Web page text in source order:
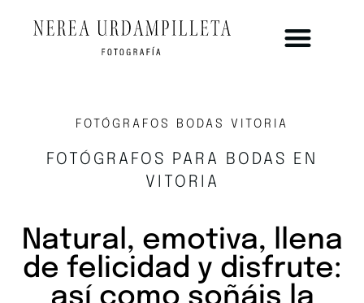
FOTÓGRAFOS BODAS VITORIA
FOTÓGRAFOS PARA BODAS EN
VITORIA
Natural, emotiva, llena
de felicidad y disfrute:
así como soñáis la